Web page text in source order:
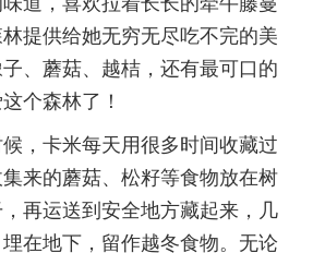
提供给她无穷无尽吃不完的美
、蘑菇、越桔，还有最可口的
个森林了！
卡米每天用很多时间收藏过
来的蘑菇、松籽等食物放在树
再运送到安全地方藏起来，几
在地下，留作越冬食物。无论